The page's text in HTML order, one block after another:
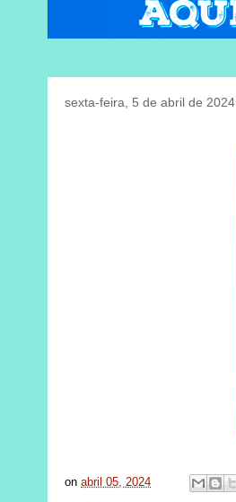
sexta-feira, 5 de abril de 2024
onabril 05, 2024